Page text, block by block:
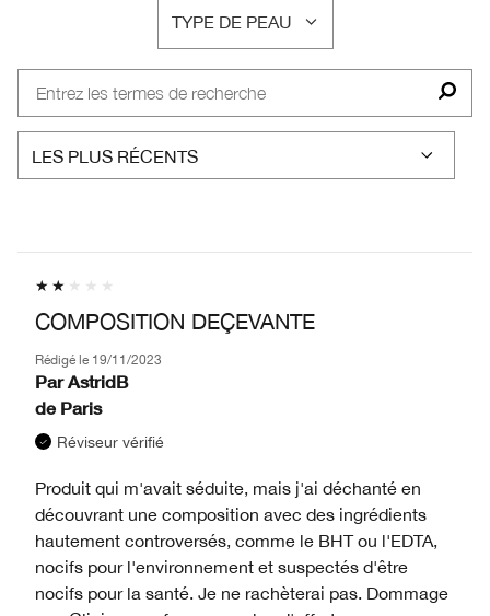
TYPE DE PEAU
FRANÇAIS
COMPOSITION DEÇEVANTE
Rédigé le 19/11/2023
Par AstridB
de Paris
Réviseur vérifié
Produit qui m'avait séduite, mais j'ai déchanté en
découvrant une composition avec des ingrédients
hautement controversés, comme le BHT ou l'EDTA,
nocifs pour l'environnement et suspectés d'être
nocifs pour la santé. Je ne rachèterai pas. Dommage